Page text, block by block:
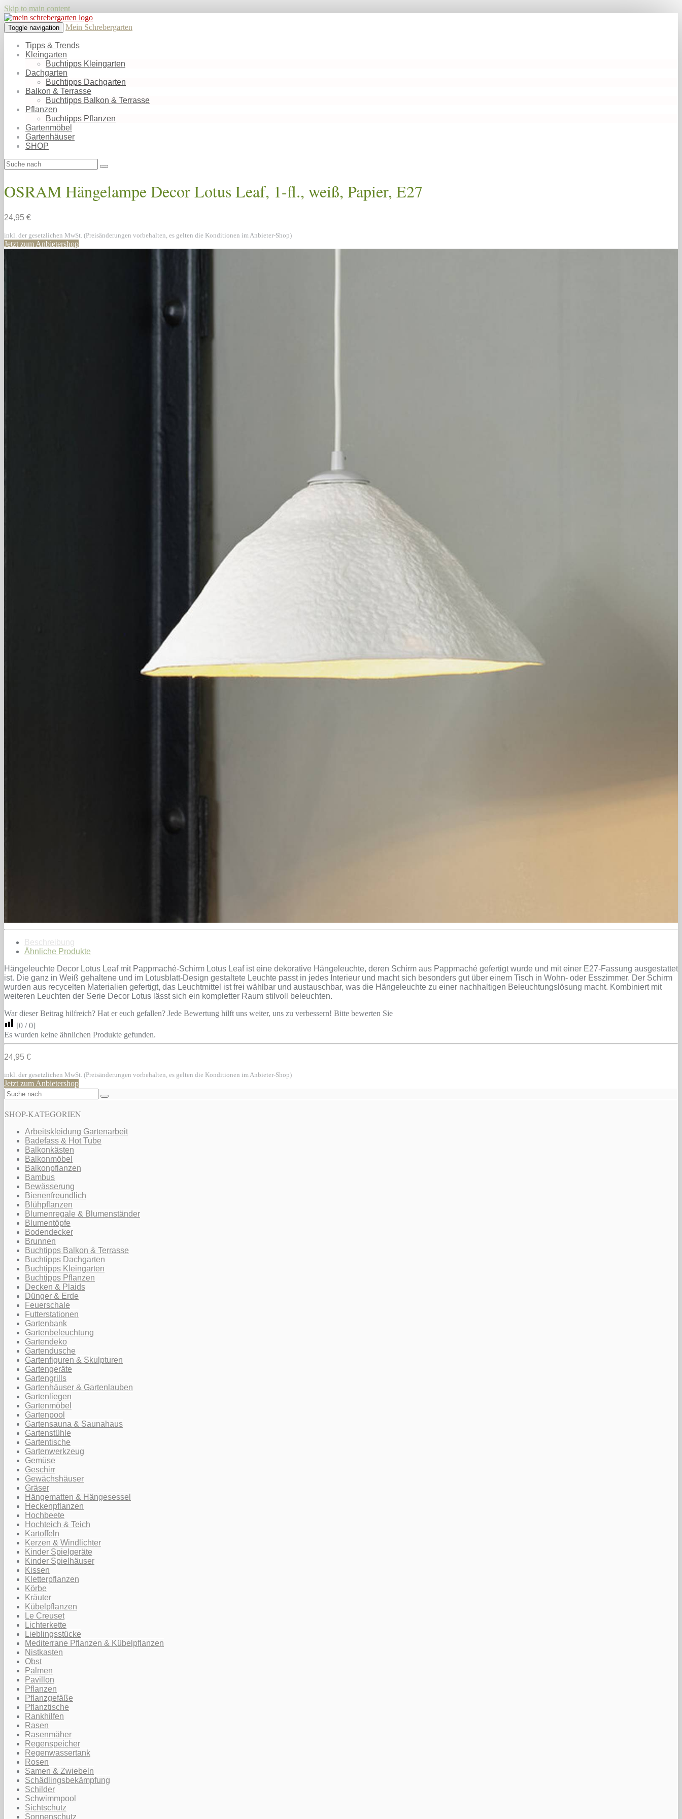
Skip to main content
Toggle navigation Mein Schrebergarten
Tipps & Trends
Kleingarten
Buchtipps Kleingarten
Dachgarten
Buchtipps Dachgarten
Balkon & Terrasse
Buchtipps Balkon & Terrasse
Pflanzen
Buchtipps Pflanzen
Gartenmöbel
Gartenhäuser
SHOP
OSRAM Hängelampe Decor Lotus Leaf, 1-fl., weiß, Papier, E27
24,95 €
inkl. der gesetzlichen MwSt. (Preisänderungen vorbehalten, es gelten die Konditionen im Anbieter-Shop)
Jetzt zum Anbietershop
Beschreibung
Ähnliche Produkte
Hängeleuchte Decor Lotus Leaf mit Pappmaché-Schirm Lotus Leaf ist eine dekorative Hängeleuchte, deren Schirm aus Pappmaché gefertigt wurde und mit einer E27-Fassung ausgestattet
ist. Die ganz in Weiß gehaltene und im Lotusblatt-Design gestaltete Leuchte passt in jedes Interieur und macht sich besonders gut über einem Tisch in Wohn- oder Esszimmer. Der Schirm
wurden aus recycelten Materialien gefertigt, das Leuchtmittel ist frei wählbar und austauschbar, was die Hängeleuchte zu einer nachhaltigen Beleuchtungslösung macht. Kombiniert mit
weiteren Leuchten der Serie Decor Lotus lässt sich ein kompletter Raum stilvoll beleuchten.
War dieser Beitrag hilfreich? Hat er euch gefallen? Jede Bewertung hilft uns weiter, uns zu verbessern! Bitte bewerten Sie
[0 /0]
Es wurden keine ähnlichen Produkte gefunden.
24,95 €
inkl. der gesetzlichen MwSt. (Preisänderungen vorbehalten, es gelten die Konditionen im Anbieter-Shop)
Jetzt zum Anbietershop
SHOP-KATEGORIEN
Arbeitskleidung Gartenarbeit
Badefass & Hot Tube
Balkonkästen
Balkonmöbel
Balkonpflanzen
Bambus
Bewässerung
Bienenfreundlich
Blühpflanzen
Blumenregale & Blumenständer
Blumentöpfe
Bodendecker
Brunnen
Buchtipps Balkon & Terrasse
Buchtipps Dachgarten
Buchtipps Kleingarten
Buchtipps Pflanzen
Decken & Plaids
Dünger & Erde
Feuerschale
Futterstationen
Gartenbank
Gartenbeleuchtung
Gartendeko
Gartendusche
Gartenfiguren & Skulpturen
Gartengeräte
Gartengrills
Gartenhäuser & Gartenlauben
Gartenliegen
Gartenmöbel
Gartenpool
Gartensauna & Saunahaus
Gartenstühle
Gartentische
Gartenwerkzeug
Gemüse
Geschirr
Gewächshäuser
Gräser
Hängematten & Hängesessel
Heckenpflanzen
Hochbeete
Hochteich & Teich
Kartoffeln
Kerzen & Windlichter
Kinder Spielgeräte
Kinder Spielhäuser
Kissen
Kletterpflanzen
Körbe
Kräuter
Kübelpflanzen
Le Creuset
Lichterkette
Lieblingsstücke
Mediterrane Pflanzen & Kübelpflanzen
Nistkasten
Obst
Palmen
Pavillon
Pflanzen
Pflanzgefäße
Pflanztische
Rankhilfen
Rasen
Rasenmäher
Regenspeicher
Regenwassertank
Rosen
Samen & Zwiebeln
Schädlingsbekämpfung
Schilder
Schwimmpool
Sichtschutz
Sonnenschutz